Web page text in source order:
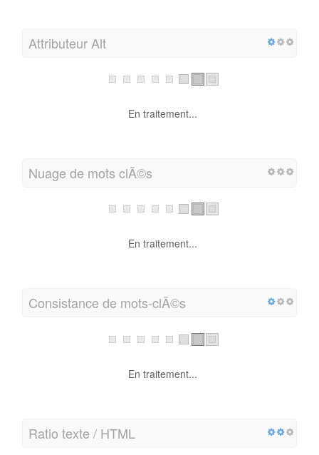
Attributeur Alt
En traitement...
Nuage de mots clÃ©s
En traitement...
Consistance de mots-clÃ©s
En traitement...
Ratio texte / HTML